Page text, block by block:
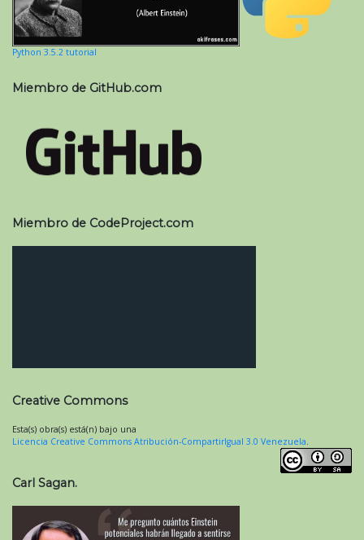
Python 3.5.2 tutorial
Miembro de GitHub.com
Miembro de CodeProject.com
Creative Commons
Esta(s) obra(s) está(n) bajo una
Licencia Creative Commons Atribución-CompartirIgual 3.0 Venezuela.
Carl Sagan.